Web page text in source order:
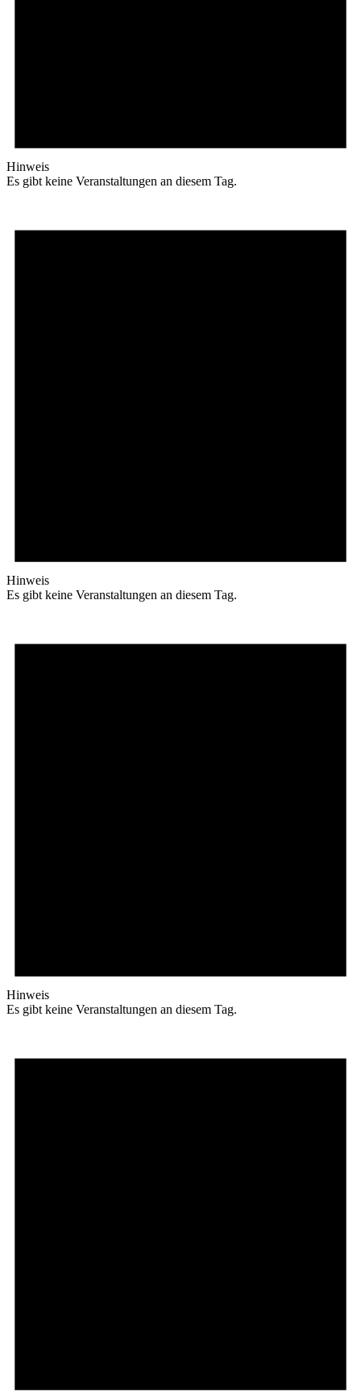
Hinweis
Es gibt keine Veranstaltungen an diesem Tag.
Hinweis
Es gibt keine Veranstaltungen an diesem Tag.
Hinweis
Es gibt keine Veranstaltungen an diesem Tag.